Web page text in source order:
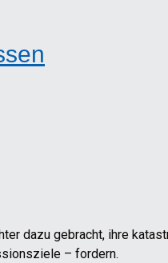
dazu gebracht, ihre
– fordern.